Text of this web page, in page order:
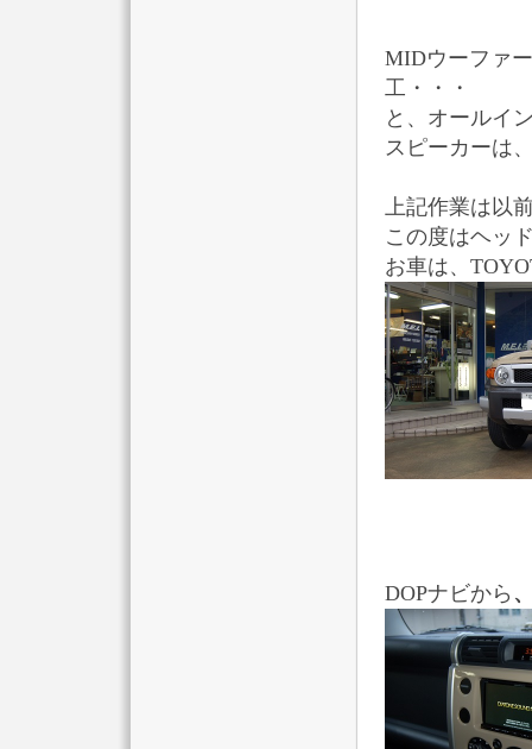
MIDウーファ
工・・・
と、オールイ
スピーカーは
上記作業は以
この度はヘッ
お車は、
DOPナビから